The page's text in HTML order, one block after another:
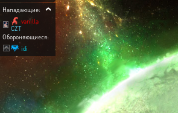
Нападающие:
vanilla
CZT
Обороняющиеся:
idi